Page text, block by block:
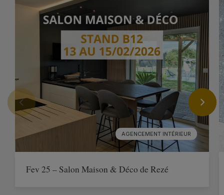
AGENCEMENT INTÉRIEUR
Fev 25 – Salon Maison & Déco de Rezé